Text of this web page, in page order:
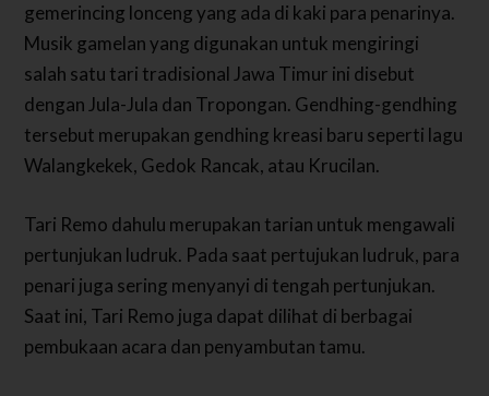
gemerincing lonceng yang ada di kaki para penarinya.
Musik gamelan yang digunakan untuk mengiringi
salah satu tari tradisional Jawa Timur ini disebut
dengan Jula-Jula dan Tropongan. Gendhing-gendhing
tersebut merupakan gendhing kreasi baru seperti lagu
Walangkekek, Gedok Rancak, atau Krucilan.
Tari Remo dahulu merupakan tarian untuk mengawali
pertunjukan ludruk. Pada saat pertujukan ludruk, para
penari juga sering menyanyi di tengah pertunjukan.
Saat ini, Tari Remo juga dapat dilihat di berbagai
pembukaan acara dan penyambutan tamu.